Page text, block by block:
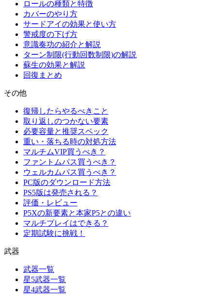
ロールの種類と特徴
カバーのやり方
サードアイの効果と使い方
警戒度の下げ方
意識奏功の紹介と解説
ターン制限(行動回数制限)の解説
蘇生の効果と解説
回復まとめ
その他
復帰したらやるべきこと
取り返しのつかない要素
必要容量と推奨スペック
重い・落ちる時の対処方法
マルチムVIP買うべき？
ファントムパス買うべき？
ウェルカムパス買うべき？
PC版のダウンロード方法
PS5版は発売される？
評価・レビュー
P5Xの新要素と本家P5との違い
マルチプレイはできる？
定期試験に挑戦！
武器
武器一覧
星5武器一覧
星4武器一覧